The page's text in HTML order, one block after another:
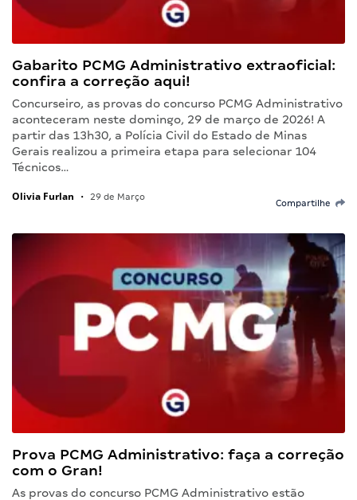
Gabarito PCMG Administrativo extraoficial:
confira a correção aqui!
Concurseiro, as provas do concurso PCMG Administrativo
aconteceram neste domingo, 29 de março de 2026! A
partir das 13h30, a Polícia Civil do Estado de Minas
Gerais realizou a primeira etapa para selecionar 104
Técnicos…
Olivia Furlan • 29 de Março
Compartilhe
Prova PCMG Administrativo: faça a correção
com o Gran!
As provas do concurso PCMG Administrativo estão